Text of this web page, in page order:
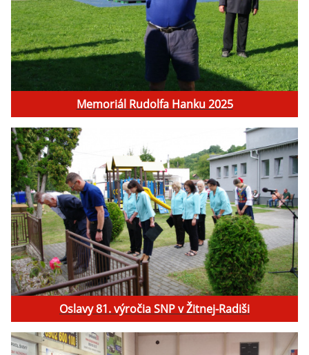
Memoriál Rudolfa Hanku 2025
Oslavy 81. výročia SNP v Žitnej-Radiši